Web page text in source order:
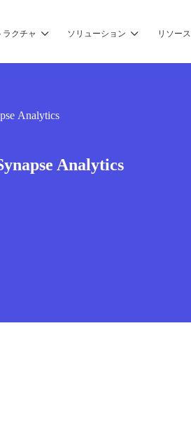
クチャ ソリューション リソース
Analytics
Analytics